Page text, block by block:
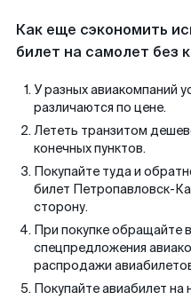
Как еще сэкономить
билет на самолет без
У разных авиакомпаний
различаются по цене.
Лететь транзитом
конечных пунктов.
Покупайте туда и
билет Петропавловск-
сторону.
При покупке обращайте
спецпредложения
распродажи
Покупайте авиабилет на